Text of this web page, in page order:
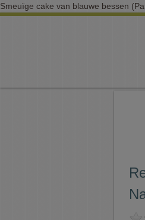
Smeuïge cake van blauwe bessen